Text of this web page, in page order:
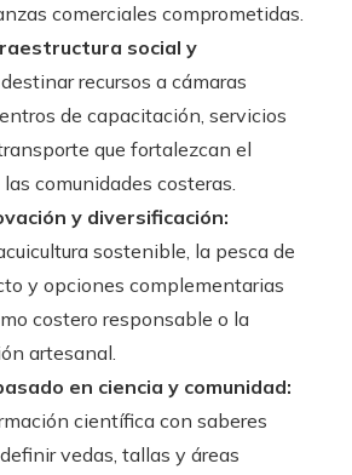
comerciales comprometidas.
social y
destinar recursos a cámaras
de capacitación, servicios
que fortalezcan el
comunidades costeras.
y diversificación:
sostenible, la pesca de
y opciones complementarias
costero responsable o la
artesanal.
en ciencia y comunidad:
científica con saberes
vedas, tallas y áreas